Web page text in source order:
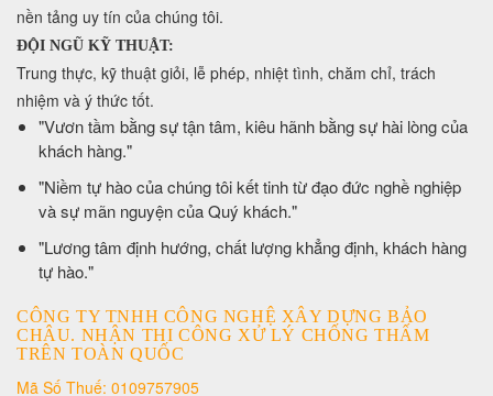
nền tảng uy tín của chúng tôi.
ĐỘI NGŨ KỸ THUẬT:
Trung thực, kỹ thuật giỏi, lễ phép, nhiệt tình, chăm chỉ, trách
nhiệm và ý thức tốt.
​"Vươn tầm bằng sự tận tâm, kiêu hãnh bằng sự hài lòng của
khách hàng."
​"Niềm tự hào của chúng tôi kết tinh từ đạo đức nghề nghiệp
và sự mãn nguyện của Quý khách."
​"Lương tâm định hướng, chất lượng khẳng định, khách hàng
tự hào."
CÔNG TY TNHH CÔNG NGHỆ XÂY DỰNG BẢO
CHÂU. NHẬN THI CÔNG XỬ LÝ CHỐNG THẤM
TRÊN TOÀN QUỐC
Mã Số Thuế: 0109757905